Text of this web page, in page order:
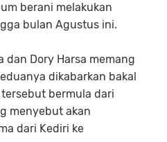
berani melakukan
bulan Agustus ini.
dan Dory Harsa memang
dikabarkan bakal
bermula dari
menyebut akan
dari Kediri ke